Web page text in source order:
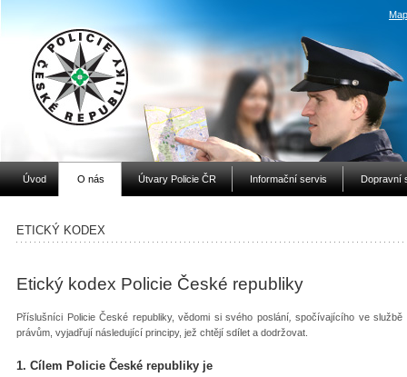
Úvod O nás Útvary Policie ČR Informační servis Dopravní
ETICKÝ KODEX
Etický kodex Policie České republiky
Příslušníci Policie České republiky, vědomi si svého poslání, spočívajícího ve službě
právům, vyjadřují následující principy, jež chtějí sdílet a dodržovat.
1. Cílem Policie České republiky je